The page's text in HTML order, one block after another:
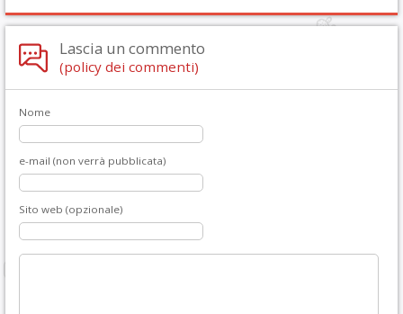
Lascia un commento
(policy dei commenti)
Nome
e-mail (non verrà pubblicata)
Sito web (opzionale)